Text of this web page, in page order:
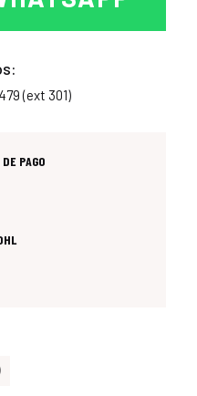
(ext 301)
PAGO